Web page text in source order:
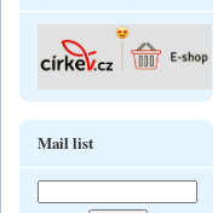
Mail list